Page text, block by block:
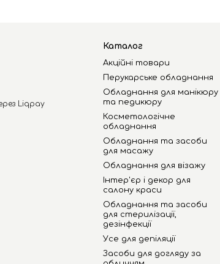
Каталог
Акційні товари
Перукарське обладнання
Обладнання для манікюру
та педикюру
Косметологічне
обладнання
Обладнання та засоби
для масажу
Обладнання для візажу
Інтер'єр і декор для
салону краси
Обладнання та засоби
для стерилізації,
дезінфекції
Усе для депіляції
Засоби для догляду за